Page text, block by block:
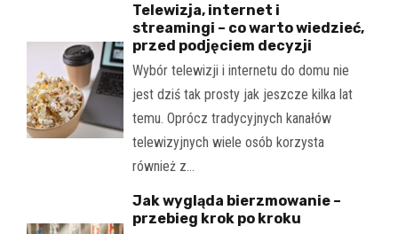
Telewizja, internet i
streamingi – co warto wiedzieć,
przed podjęciem decyzji
Wybór telewizji i internetu do domu nie
jest dziś tak prosty jak jeszcze kilka lat
temu. Oprócz tradycyjnych kanałów
telewizyjnych wiele osób korzysta
również z…
Jak wygląda bierzmowanie –
przebieg krok po kroku